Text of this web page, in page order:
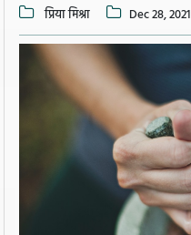
प्रिया मिश्रा Dec 28, 2021